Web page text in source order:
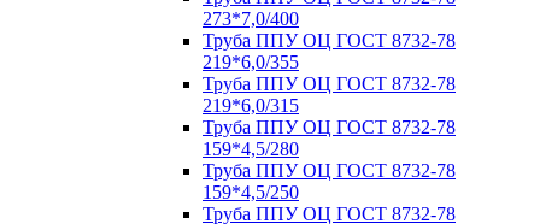
273*7,0/400
Труба ППУ ОЦ ГОСТ 8732-78
219*6,0/355
Труба ППУ ОЦ ГОСТ 8732-78
219*6,0/315
Труба ППУ ОЦ ГОСТ 8732-78
159*4,5/280
Труба ППУ ОЦ ГОСТ 8732-78
159*4,5/250
Труба ППУ ОЦ ГОСТ 8732-78